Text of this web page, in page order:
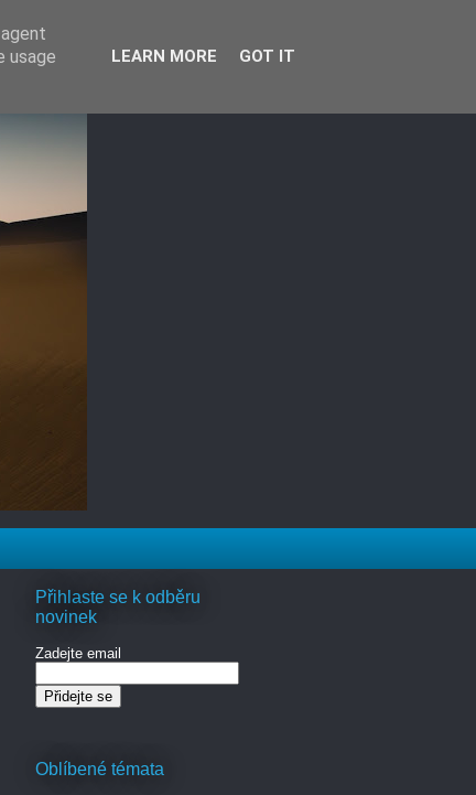
Přihlaste se k odběru
novinek
Zadejte email
Oblíbené témata
usage
LEARN MORE GOT IT